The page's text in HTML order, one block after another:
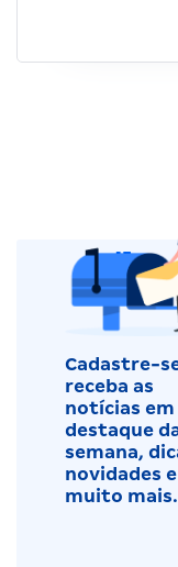
Cadastre-
receba as
notícias em
destaque
semana,
novidades e
muito mais.